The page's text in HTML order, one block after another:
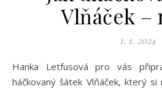
Vlňáček –
1. 1. 2024
Hanka Letfusová pro vás připravila krásný návod na
háčkovaný šátek Vlňáček, který